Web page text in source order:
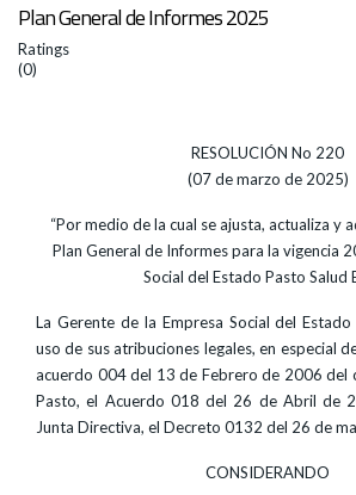
Plan General de Informes 2025
Ratings
(0)
RESOLUCIÓN No 220
(07 de marzo de 2025)
“Por medio de la cual se ajusta, actualiza y
Plan General de Informes para la vigencia
Social del Estado Pasto Salud
La Gerente de la Empresa Social del Estado
uso de sus atribuciones legales, en especial
acuerdo 004 del 13 de Febrero de 2006 del
Pasto, el Acuerdo 018 del 26 de Abril de
Junta Directiva, el Decreto 0132 del 26 de
CONSIDERANDO